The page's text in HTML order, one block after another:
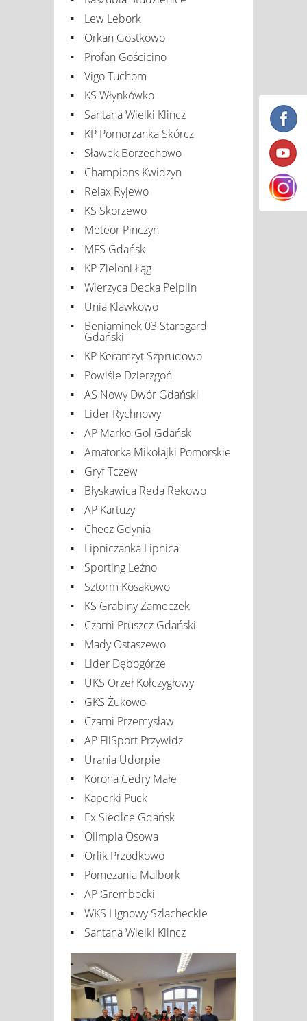
Lew Lębork
Orkan Gostkowo
Profan Gościcino
Vigo Tuchom
KS Włynkówko
Santana Wielki Klincz
KP Pomorzanka Skórcz
Sławek Borzechowo
Champions Kwidzyn
Relax Ryjewo
KS Skorzewo
Meteor Pinczyn
MFS Gdańsk
KP Zieloni Łąg
Wierzyca Decka Pelplin
Unia Klawkowo
Beniaminek 03 Starogard
Gdański
KP Keramzyt Szprudowo
Powiśle Dzierzgoń
AS Nowy Dwór Gdański
Lider Rychnowy
AP Marko-Gol Gdańsk
Amatorka Mikołajki Pomorskie
Gryf Tczew
Błyskawica Reda Rekowo
AP Kartuzy
Checz Gdynia
Lipniczanka Lipnica
Sporting Leźno
Sztorm Kosakowo
KS Grabiny Zameczek
Czarni Pruszcz Gdański
Mady Ostaszewo
Lider Dębogórze
UKS Orzeł Kołczygłowy
GKS Żukowo
Czarni Przemysław
AP FilSport Przywidz
Urania Udorpie
Korona Cedry Małe
Kaperki Puck
Ex Siedlce Gdańsk
Olimpia Osowa
Orlik Przodkowo
Pomezania Malbork
AP Grembocki
WKS Lignowy Szlacheckie
Santana Wielki Klincz